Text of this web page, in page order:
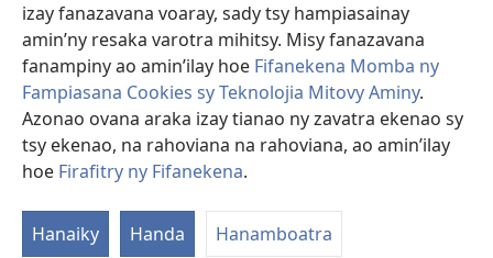
izay fanazavana voaray, sady tsy hampiasainay
amin’ny resaka varotra mihitsy. Misy fanazavana
fanampiny ao amin’ilay hoe Fifanekena Momba ny
Fampiasana Cookies sy Teknolojia Mitovy Aminy.
Azonao ovana araka izay tianao ny zavatra ekenao sy
tsy ekenao, na rahoviana na rahoviana, ao amin’ilay
hoe Firafitry ny Fifanekena.
Hanaiky Handa Hanamboatra
Watchtower Library ®
Copyright© 2026 Watch Tower Bible and Tract Society of Pennsylvania.
FIFANEKENA| FIFANEKENA MOMBA NY TSIAMBARATELO
NY FIFANEKENA